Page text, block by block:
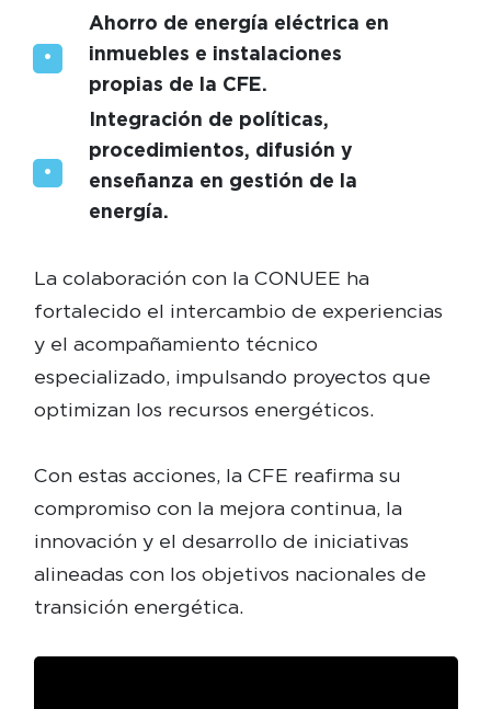
Ahorro de energía eléctrica en
inmuebles e instalaciones
propias de la CFE.
Integración de políticas,
procedimientos, difusión y
enseñanza en gestión de la
energía.
La colaboración con la CONUEE ha
fortalecido el intercambio de experiencias
y el acompañamiento técnico
especializado, impulsando proyectos que
optimizan los recursos energéticos.
Con estas acciones, la CFE reafirma su
compromiso con la mejora continua, la
innovación y el desarrollo de iniciativas
alineadas con los objetivos nacionales de
transición energética.